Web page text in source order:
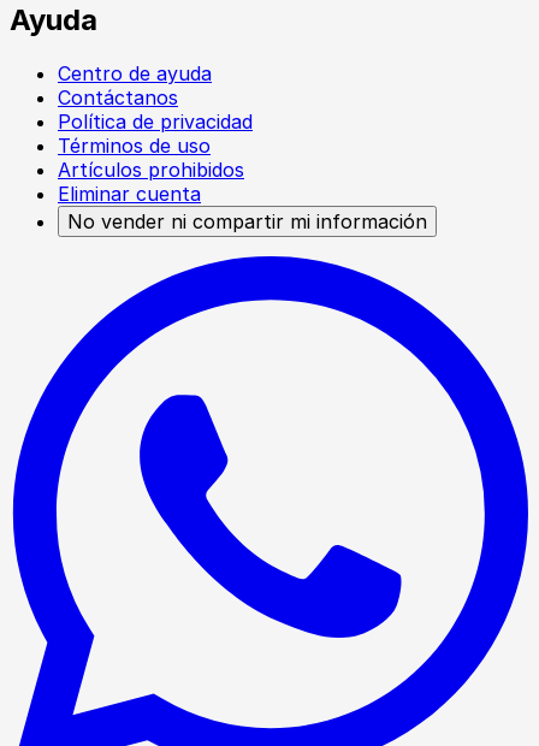
Ayuda
Centro de ayuda
Contáctanos
Política de privacidad
Términos de uso
Artículos prohibidos
Eliminar cuenta
No vender ni compartir mi información